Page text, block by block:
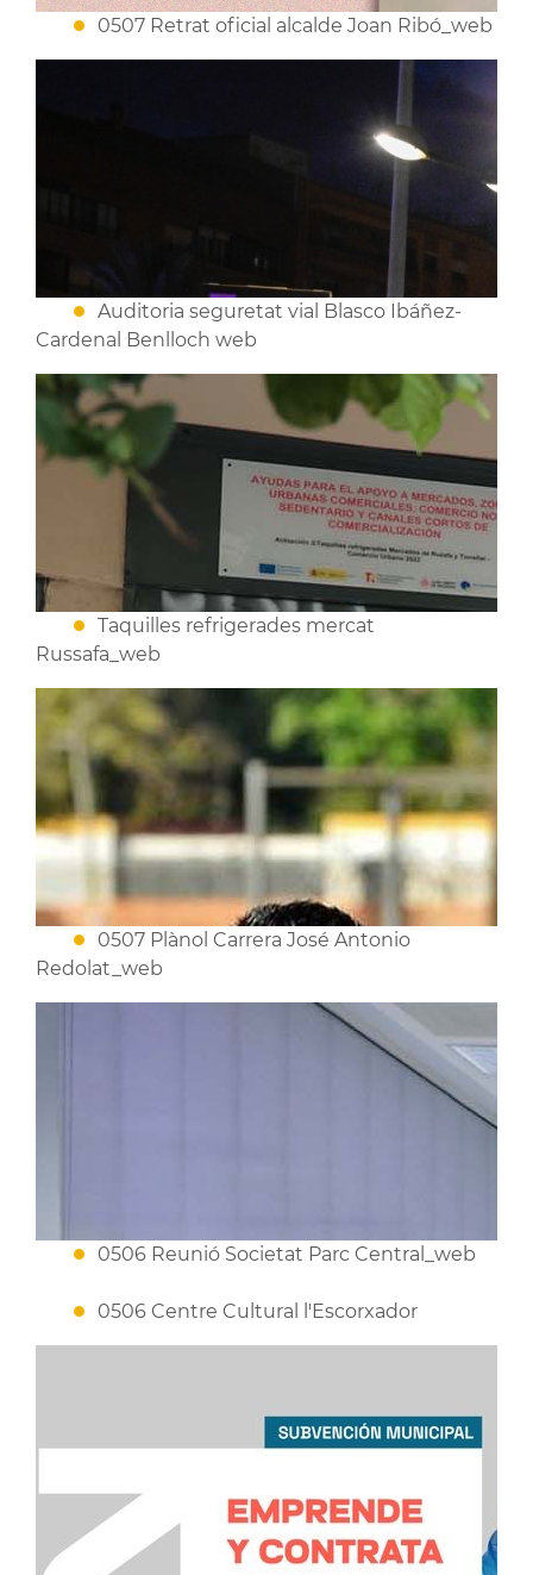
0507 Retrat oficial alcalde Joan Ribó_web
Auditoria seguretat vial Blasco Ibáñez-
Cardenal Benlloch web
Taquilles refrigerades mercat
Russafa_web
0507 Plànol Carrera José Antonio
Redolat_web
0506 Reunió Societat Parc Central_web
0506 Centre Cultural l'Escorxador